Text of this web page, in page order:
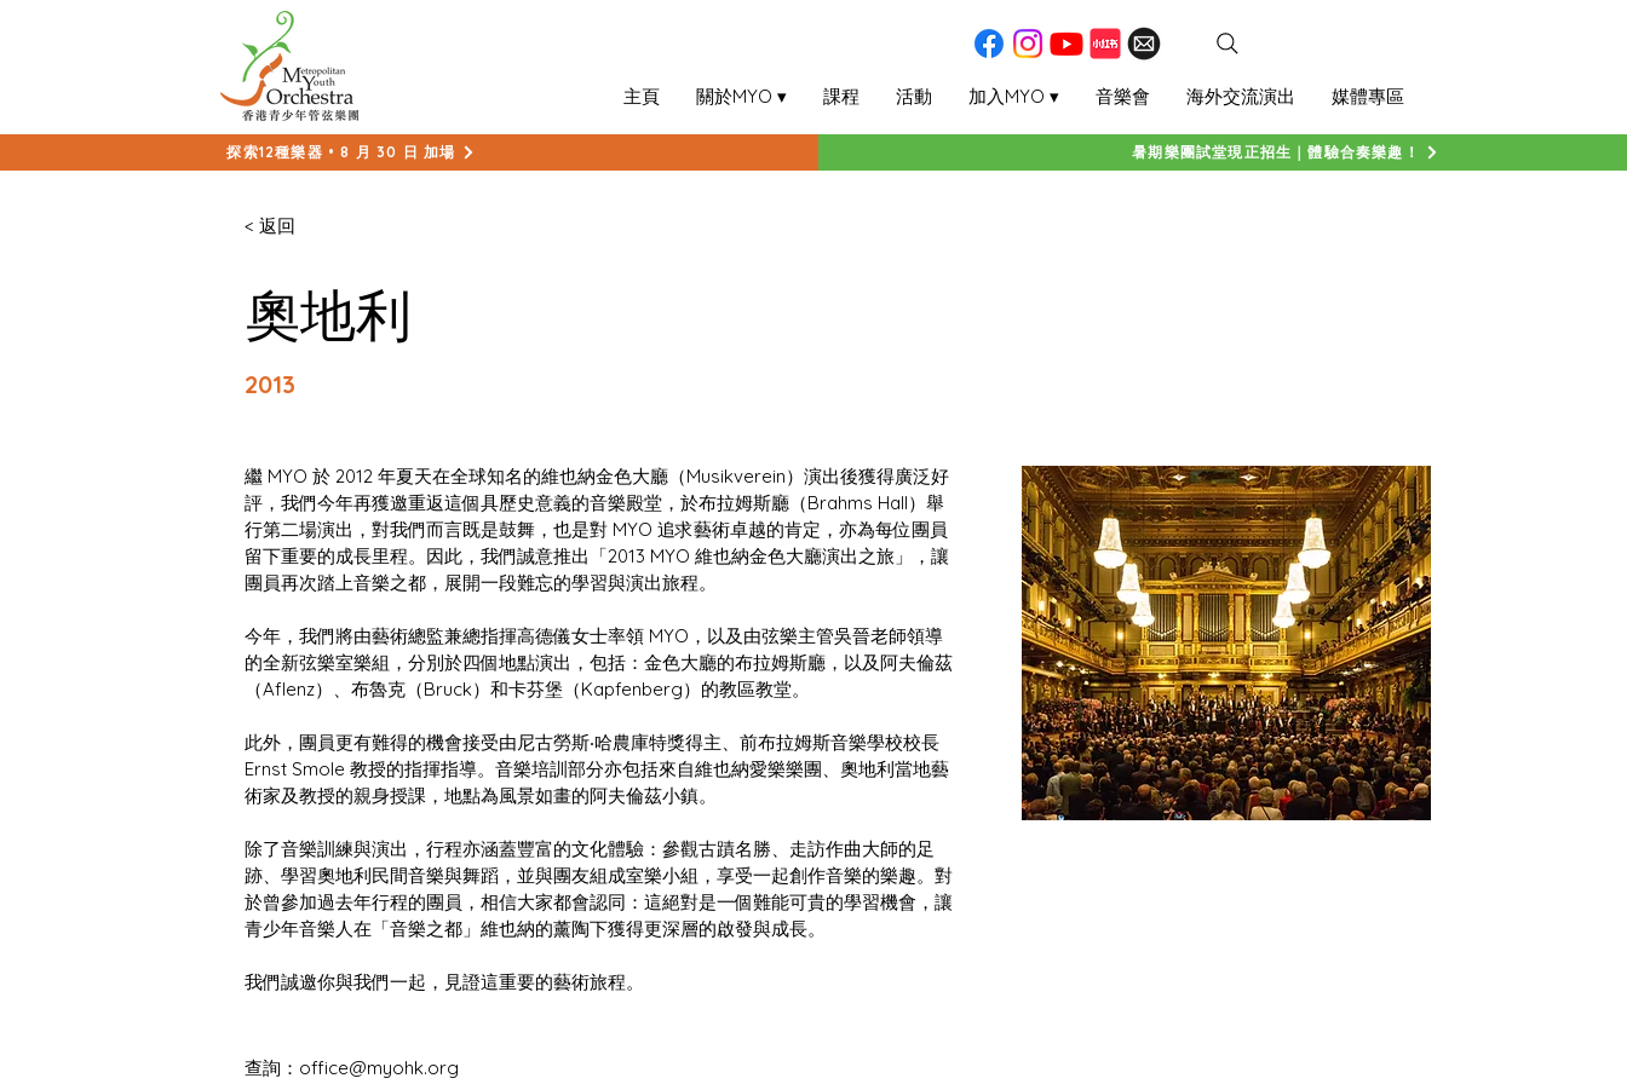
主頁 關於MYO ▾ 課程 活動 加入MYO ▾ 音樂會 海外交流演出 媒體專區
探索12種樂器 • 8 月 30 日 加場 暑期樂團試堂現正招生｜體驗合奏樂趣！
< 返回
奧地利
2013
繼 MYO 於 2012 年夏天在全球知名的維也納金色大廳（Musikverein）演出後獲得廣泛好
評，我們今年再獲邀重返這個具歷史意義的音樂殿堂，於布拉姆斯廳（Brahms Hall）舉
行第二場演出，對我們而言既是鼓舞，也是對 MYO 追求藝術卓越的肯定，亦為每位團員
留下重要的成長里程。因此，我們誠意推出「2013 MYO 維也納金色大廳演出之旅」，讓
團員再次踏上音樂之都，展開一段難忘的學習與演出旅程。
今年，我們將由藝術總監兼總指揮高德儀女士率領 MYO，以及由弦樂主管吳晉老師領導
的全新弦樂室樂組，分別於四個地點演出，包括：金色大廳的布拉姆斯廳，以及阿夫倫茲
（Aflenz）、布魯克（Bruck）和卡芬堡（Kapfenberg）的教區教堂。
此外，團員更有難得的機會接受由尼古勞斯‧哈農庫特獎得主、前布拉姆斯音樂學校校長
Ernst Smole 教授的指揮指導。音樂培訓部分亦包括來自維也納愛樂樂團、奧地利當地藝
術家及教授的親身授課，地點為風景如畫的阿夫倫茲小鎮。
除了音樂訓練與演出，行程亦涵蓋豐富的文化體驗：參觀古蹟名勝、走訪作曲大師的足
跡、學習奧地利民間音樂與舞蹈，並與團友組成室樂小組，享受一起創作音樂的樂趣。對
於曾參加過去年行程的團員，相信大家都會認同：這絕對是一個難能可貴的學習機會，讓
青少年音樂人在「音樂之都」維也納的薰陶下獲得更深層的啟發與成長。
我們誠邀你與我們一起，見證這重要的藝術旅程。
查詢： office@myohk.org